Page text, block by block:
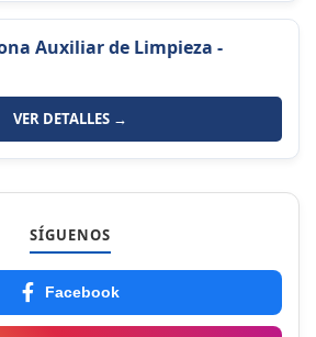
Auxiliar de Limpieza -
VER DETALLES →
SÍGUENOS
Facebook